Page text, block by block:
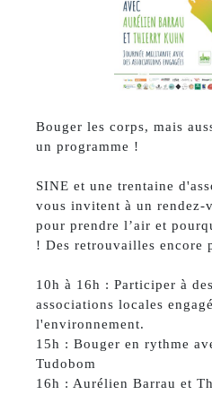
Bouger les corps, mais
un programme !
SINE et une trentaine
vous invitent à un
pour prendre l’air et
! Des retrouvailles encore
10h à 16h : Participer à
associations locales
l'environnement.
15h : Bouger en rythme
Tudobom
16h : Aurélien Barrau et